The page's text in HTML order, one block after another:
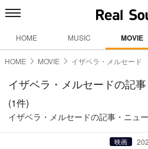
HOME MUSIC MOVIE
HOME MOVIE イザベラ・メルセード
イザベラ・メルセードの記
(1件)
イザベラ・メルセードの記事・ニュ
映画